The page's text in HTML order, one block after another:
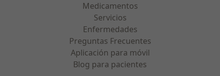
Medicamentos
Servicios
Enfermedades
Preguntas Frecuentes
Aplicación para móvil
Blog para pacientes